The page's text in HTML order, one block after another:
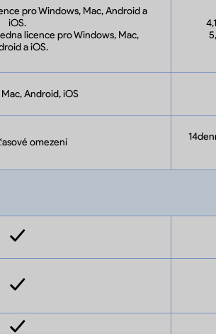
pro Windows, Mac, Android a
iOS.
licence pro Windows, Mac,
a iOS.
Android, iOS
omezení